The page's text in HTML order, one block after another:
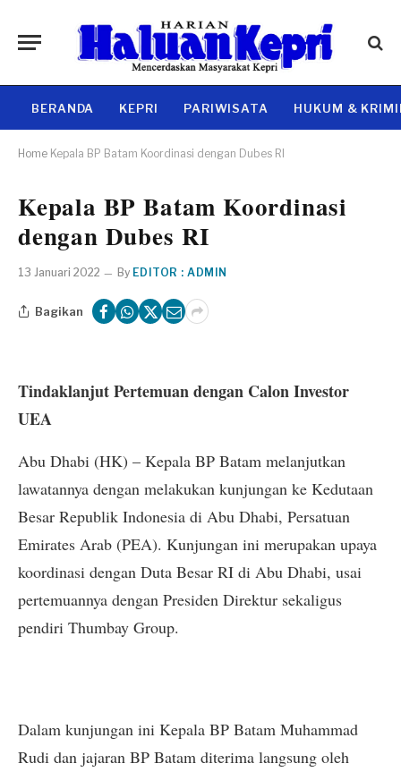
BERANDA KEPRI PARIWISATA HUKUM &
Home Kepala BP Batam Koordinasi dengan Dubes RI
Kepala BP Batam Koordinasi
dengan Dubes RI
13 Januari 2022 By EDITOR : ADMIN
Bagikan
Tindaklanjut Pertemuan dengan Calon Investor
UEA
Abu Dhabi (HK) – Kepala BP Batam melanjutkan
lawatannya dengan melakukan kunjungan ke Kedutaan
Besar Republik Indonesia di Abu Dhabi, Persatuan
Emirates Arab (PEA). Kunjungan ini merupakan upaya
koordinasi dengan Duta Besar RI di Abu Dhabi, usai
pertemuannya dengan Presiden Direktur sekaligus
pendiri Thumbay Group.
Dalam kunjungan ini Kepala BP Batam Muhammad
Rudi dan jajaran BP Batam diterima langsung oleh